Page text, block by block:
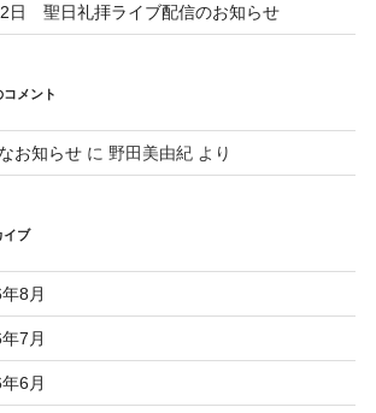
日 聖日礼拝ライブ配信のお知らせ
メント
お知らせに 野田美由紀より
イブ
8月
7月
6月